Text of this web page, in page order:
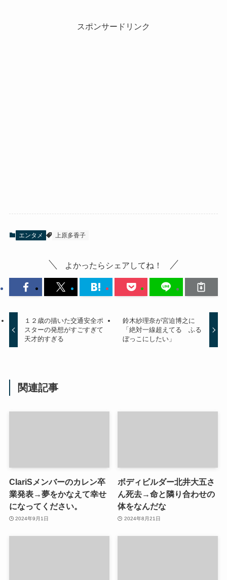
スポンサードリンク
エンタメ 上原多香子
よかったらシェアしてね！
１２歳の描いた交通安全ポ
スターの発想がすごすぎて
天才的すぎる
鈴木紗理奈が宮迫博之に
「絶対一線超えてる ふる
ぼっこにしたい」
関連記事
ClariSメンバーのカレン卒
業発表→夢をかなえて幸せ
になってください。
2024年9月1日
ボディビルダー北井大五さ
ん死去→命と隣り合わせの
体をなんだな
2024年8月21日